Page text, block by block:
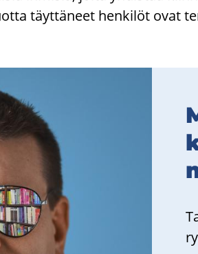
täyt­tä­neet hen­ki­löt ovat